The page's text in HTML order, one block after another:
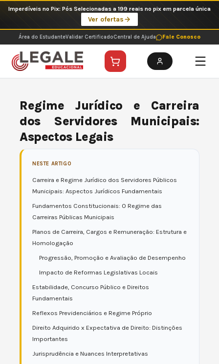
o
conteúdo
Imperdíveis no Pix: Pós Selecionadas a 199 reais no pix em parcela única
Ver ofertas
Área do EstudanteValidar CertificadoCentral de Ajuda Fale Conosco
Regime Jurídico e Carreira
dos Servidores Municipais:
Aspectos Legais
NESTE ARTIGO
Carreira e Regime Jurídico dos Servidores Públicos
Municipais: Aspectos Jurídicos Fundamentais
Fundamentos Constitucionais: O Regime das
Carreiras Públicas Municipais
Planos de Carreira, Cargos e Remuneração: Estrutura e
Homologação
Progressão, Promoção e Avaliação de Desempenho
Impacto de Reformas Legislativas Locais
Estabilidade, Concurso Público e Direitos
Fundamentais
Reflexos Previdenciários e Regime Próprio
Direito Adquirido x Expectativa de Direito: Distinções
Importantes
Jurisprudência e Nuances Interpretativas